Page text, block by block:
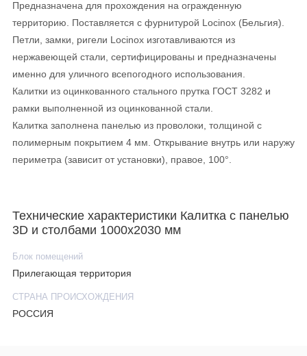
Предназначена для прохождения на огражденную
территорию. Поставляется с фурнитурой Locinox (Бельгия).
Петли, замки, ригели Locinox изготавливаются из
нержавеющей стали, сертифицированы и предназначены
именно для уличного всепогодного использования.
Калитки из оцинкованного стального прутка ГОСТ 3282 и
рамки выполненной из оцинкованной стали.
Калитка заполнена панелью из проволоки, толщиной с
полимерным покрытием 4 мм. Открывание внутрь или наружу
периметра (зависит от установки), правое, 100°.
Технические характеристики Калитка с панелью
3D и столбами 1000х2030 мм
Блок помещений
Прилегающая территория
СТРАНА ПРОИСХОЖДЕНИЯ
РОССИЯ